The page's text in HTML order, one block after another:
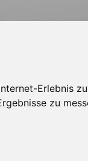
Erlebnis
zu